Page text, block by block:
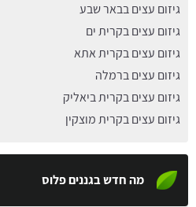
גיזום עצים בבאר שבע
גיזום עצים בקרית ים
גיזום עצים בקרית אתא
גיזום עצים ברמלה
גיזום עצים בקרית ביאליק
גיזום עצים בקרית מוצקין
מה חדש בגננים פלוס